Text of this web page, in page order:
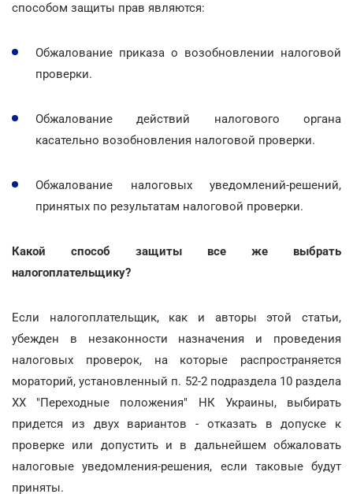
способом защиты прав являются:
Обжалование приказа о возобновлении налоговой
проверки.
Обжалование действий налогового органа
касательно возобновления налоговой проверки.
Обжалование налоговых уведомлений-решений,
принятых по результатам налоговой проверки.
Какой способ защиты все же выбрать
налогоплательщику?
Если налогоплательщик, как и авторы этой статьи,
убежден в незаконности назначения и проведения
налоговых проверок, на которые распространяется
мораторий, установленный п. 52-2 подраздела 10 раздела
ХХ "Переходные положения" НК Украины, выбирать
придется из двух вариантов - отказать в допуске к
проверке или допустить и в дальнейшем обжаловать
налоговые уведомления-решения, если таковые будут
приняты.